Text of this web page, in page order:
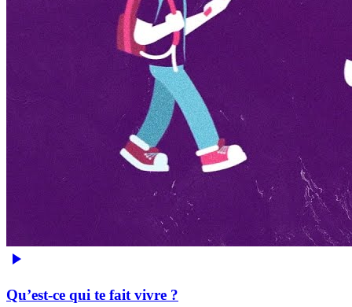
Qu’est-ce qui te fait vivre ?